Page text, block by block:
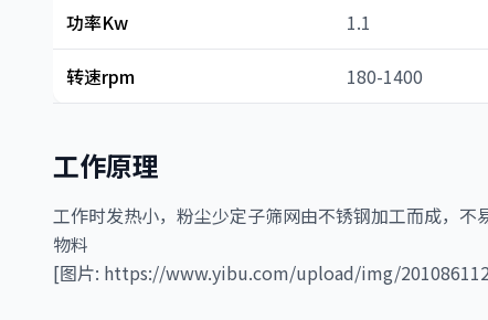
功率Kw 1.1
转速rpm 180-1400
工作原理
工作时发热小，粉尘少定子筛网由不锈钢加工而成，
物料
[图片: https://www.yibu.com/upload/img/